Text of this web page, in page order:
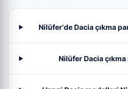
Nilüfer'de Dacia çıkma
Nilüfer Dacia